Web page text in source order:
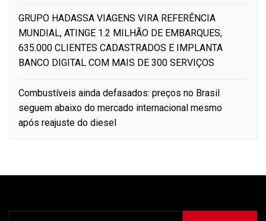
GRUPO HADASSA VIAGENS VIRA REFERÊNCIA
MUNDIAL, ATINGE 1.2 MILHÃO DE EMBARQUES,
635.000 CLIENTES CADASTRADOS E IMPLANTA
BANCO DIGITAL COM MAIS DE 300 SERVIÇOS
Combustíveis ainda defasados: preços no Brasil
seguem abaixo do mercado internacional mesmo
após reajuste do diesel